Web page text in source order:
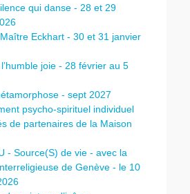
qui danse - 28 et 29
Maître Eckhart - 30 et 31 janvier
joie - 28 février au 5
- sept 2027
psycho-spirituel individuel
de partenaires de la Maison
- Source(S) de vie - avec la
de Genève - le 10